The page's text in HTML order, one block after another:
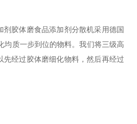
胶体磨食品添加剂分散机采用德国
均质一步到位的物料。我们将三级高
经过胶体磨细化物料，然后再经过